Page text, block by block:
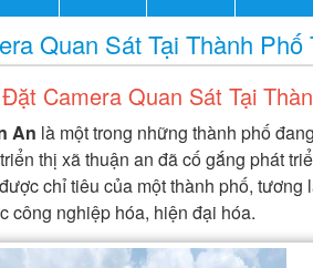
Quan Sát Tại Thành
Camera Quan Sát Tại
An là một trong những thành phố
thị xã thuận an đã cố gắng phát
chỉ tiêu của một thành phố,
công nghiệp hóa, hiện đại hóa.